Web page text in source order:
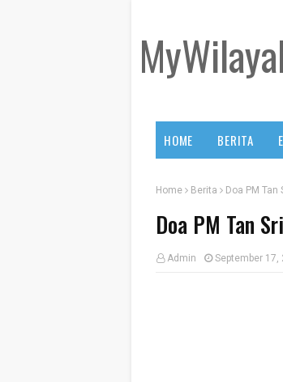
HOME BERITA
Home Berita Doa PM
Doa PM Tan
Admin September 17,